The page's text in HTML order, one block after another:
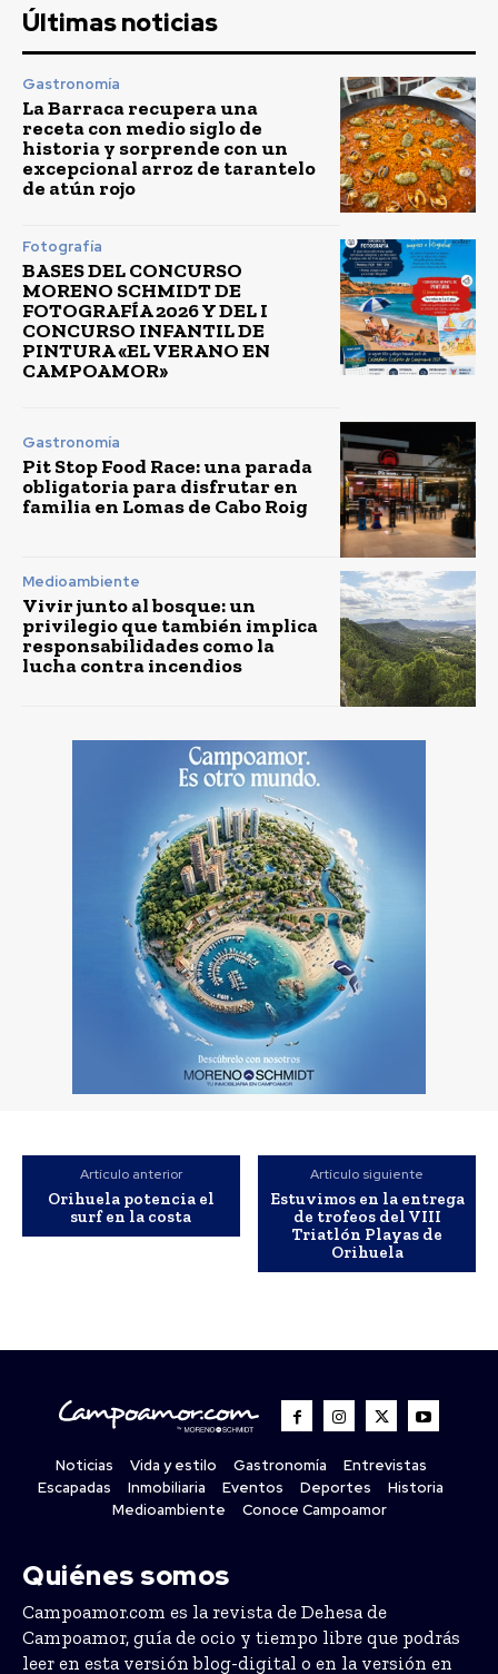
Últimas noticias
Gastronomía
La Barraca recupera una
receta con medio siglo de
historia y sorprende con un
excepcional arroz de tarantelo
de atún rojo
Fotografía
BASES DEL CONCURSO
MORENO SCHMIDT DE
FOTOGRAFÍA 2026 Y DEL I
CONCURSO INFANTIL DE
PINTURA «EL VERANO EN
CAMPOAMOR»
Gastronomía
Pit Stop Food Race: una parada
obligatoria para disfrutar en
familia en Lomas de Cabo Roig
Medioambiente
Vivir junto al bosque: un
privilegio que también implica
responsabilidades como la
lucha contra incendios
Artículo anterior
Orihuela potencia el
surf en la costa
Artículo siguiente
Estuvimos en la entrega
de trofeos del VIII
Triatlón Playas de
Orihuela
Noticias Vida y estilo Gastronomía
Entrevistas
Escapadas
Inmobiliaria Eventos Deportes
Historia
Medioambiente
Conoce Campoamor
Quiénes somos
Campoamor.com es la revista de Dehesa de
Campoamor, guía de ocio y tiempo libre que podrás
leer en esta versión blog-digital o en la versión en